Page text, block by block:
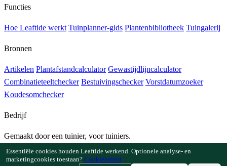
Functies
Hoe Leaftide werkt Tuinplanner-gids Plantenbibliotheek Tuingalerij
Bronnen
Artikelen Plantafstandcalculator Gewastijdlijncalculator
Combinatieteeltchecker Bestuivingschecker Vorstdatumzoeker
Koudesomchecker
Bedrijf
Gemaakt door een tuinier, voor tuiniers.
Gebouwd en ondersteund in Europa.
Essentiële cookies houden Leaftide werkend. Optionele analyse- en
marketingcookies toestaan? Cookiebeleid